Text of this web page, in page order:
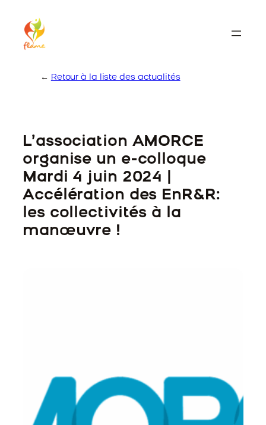
content
← Retour à la liste des actualités
L’association AMORCE
organise un e-colloque
Mardi 4 juin 2024 |
Accélération des EnR&R:
les collectivités à la
manœuvre !